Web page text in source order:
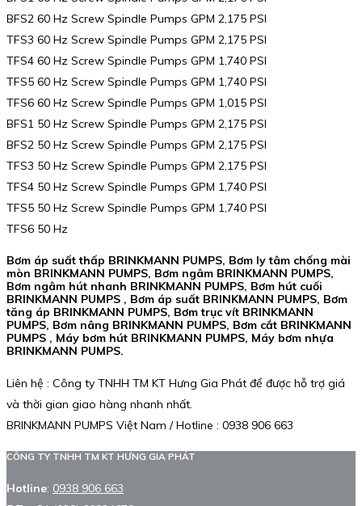
BFS2 60 Hz Screw Spindle Pumps GPM 2,175 PSI
TFS3 60 Hz Screw Spindle Pumps GPM 2,175 PSI
TFS4 60 Hz Screw Spindle Pumps GPM 1,740 PSI
TFS5 60 Hz Screw Spindle Pumps GPM 1,740 PSI
TFS6 60 Hz Screw Spindle Pumps GPM 1,015 PSI
BFS1 50 Hz Screw Spindle Pumps GPM 2,175 PSI
BFS2 50 Hz Screw Spindle Pumps GPM 2,175 PSI
TFS3 50 Hz Screw Spindle Pumps GPM 2,175 PSI
TFS4 50 Hz Screw Spindle Pumps GPM 1,740 PSI
TFS5 50 Hz Screw Spindle Pumps GPM 1,740 PSI
TFS6 50 Hz
Bơm áp suất thấp BRINKMANN PUMPS, Bơm ly tâm chống mài
mòn BRINKMANN PUMPS, Bơm ngâm BRINKMANN PUMPS,
Bơm ngâm hút nhanh BRINKMANN PUMPS, Bơm hút cuối
BRINKMANN PUMPS , Bơm áp suất BRINKMANN PUMPS, Bơm
tăng áp BRINKMANN PUMPS, Bơm trục vít BRINKMANN
PUMPS, Bơm nâng BRINKMANN PUMPS, Bơm cắt BRINKMANN
PUMPS , Máy bơm hút BRINKMANN PUMPS, Máy bơm nhựa
BRINKMANN PUMPS.
Liên hệ : Công ty TNHH TM KT Hưng Gia Phát để được hỗ trợ giá
và thời gian giao hàng nhanh nhất.
BRINKMANN PUMPS Việt Nam / Hotline : 0938 906 663
CÔNG TY TNHH TM KT HƯNG GIA PHÁT
Hotline: 0938 906 663